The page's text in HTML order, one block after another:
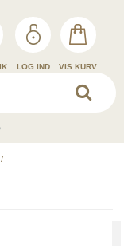
LOG IND VIS KURV
/